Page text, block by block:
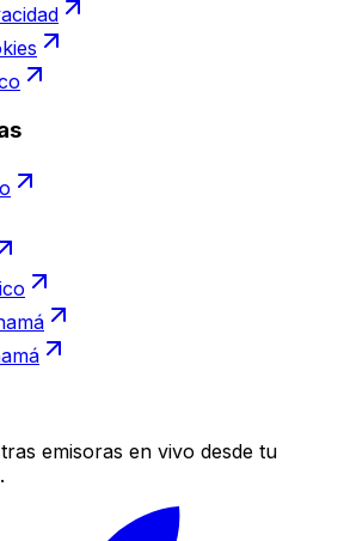
emisoras en vivo desde tu